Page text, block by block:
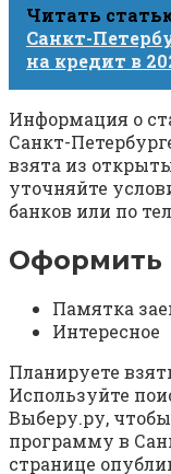
Читать
Санкт-
на кредит в
Информация о
Санкт-
взята из
уточняйте
банков или по
Оформить
Памятка
Интересное
Планируете
Используйте
Выберу.ру,
программу в
странице